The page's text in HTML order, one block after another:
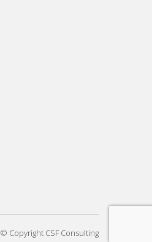
© Copyright CSF Consulting